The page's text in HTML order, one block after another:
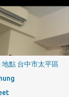
點 台中市太平區